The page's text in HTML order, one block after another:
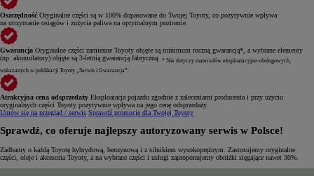
Oszczędność Oryginalne części są w 100% dopasowane do Twojej Toyoty, co pozytywnie wpływa
na utrzymanie osiągów i zużycia paliwa na optymalnym poziomie.
Gwarancja Oryginalne części zamienne Toyoty objęte są minimum roczną gwarancją*, a wybrane elementy
(np. akumulatory) objęte są 3-letnią gwarancją fabryczną.
* Nie dotyczy materiałów eksploatacyjno-obsługowych,
wskazanych w publikacji Toyoty „Serwis i Gwarancja”.
Atrakcyjna cena odsprzedaży Eksploatacja pojazdu zgodnie z zaleceniami producenta i przy użyciu
oryginalnych części Toyoty pozytywnie wpływa na jego cenę odsprzedaży.
Umów się na przegląd / serwis Sprawdź promocje dla Twojej Toyoty
Sprawdź, co oferuje najlepszy autoryzowany serwis w Polsce!
Zadbamy o każdą Toyotę hybrydową, benzynową i z silnikiem wysokoprężnym. Zastosujemy oryginalne
części, oleje i akcesoria Toyoty, a na wybrane części i usługi zaproponujemy obniżki sięgające nawet 30%.